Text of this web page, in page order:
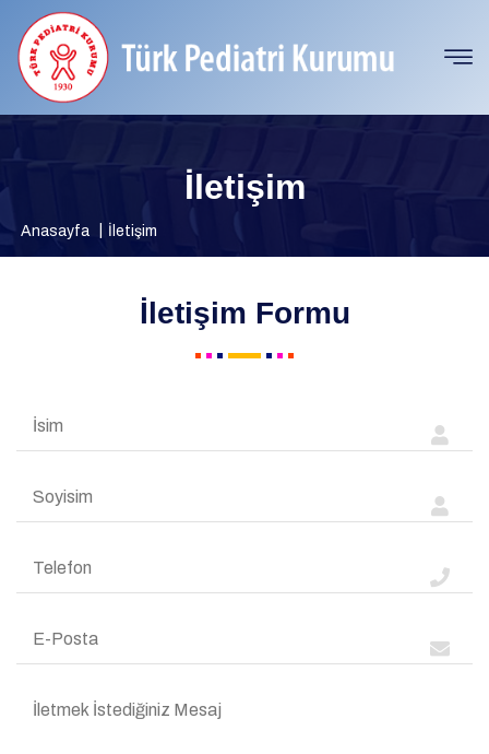
İletişim
Anasayfa İletişim
İletişim Formu